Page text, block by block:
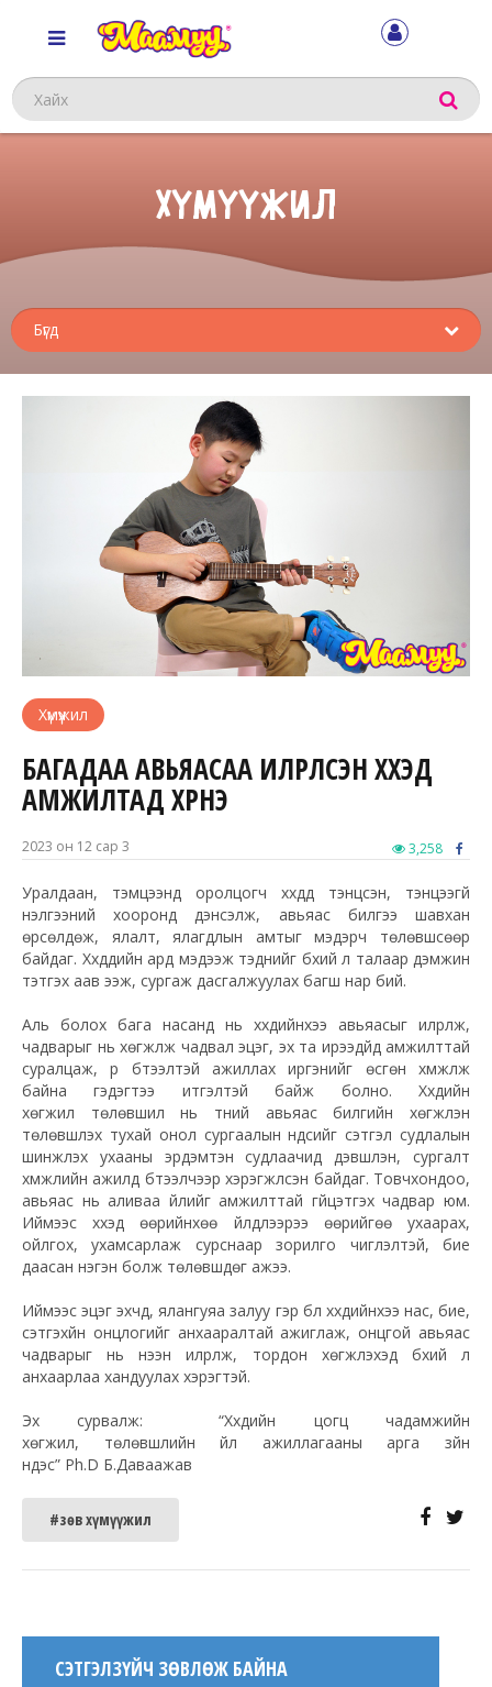
Хайх
ХҮМҮҮЖИЛ
Хүмүүжил
БАГАДАА АВЬЯАСАА ИЛРҮҮЛСЭН ХҮҮХЭД
АМЖИЛТАД ХҮРНЭ
2023 он 12 сар 3 3,258
Уралдаан, тэмцээнд оролцогч хүүхдүүд тэнцсэн, тэнцээгүй
үнэлгээний хооронд дэнсэлж, авьяас билгээ шавхан
өрсөлдөж, ялалт, ялагдлын амтыг мэдэрч төлөвшсөөр
байдаг. Хүүхдүүдийн ард мэдээж тэднийг бүхий л талаар дэмжин
тэтгэх аав ээж, сургаж дасгалжуулах багш нар бий.
Аль болох бага насанд нь хүүхдийнхээ авьяасыг илрүүлж,
чадварыг нь хөгжүүлж чадвал эцэг, эх та ирээдүйд амжилттай
суралцаж, үр бүтээлтэй ажиллах иргэнийг өсгөн хүмүүжүүлж
байна гэдэгтээ итгэлтэй байж болно. Хүүхдийн
хөгжил төлөвшил нь түүний авьяас билгийн хөгжүүлэн
төлөвшүүлэх тухай онол сургаалын үндсийг сэтгэл судлалын
шинжлэх ухааны эрдэмтэн судлаачид дэвшүүлэн, сургалт
хүмүүжлийн ажилд бүтээлчээр хэрэгжүүлсэн байдаг. Товчхондоо,
авьяас нь аливаа үйлийг амжилттай гүйцэтгэх чадвар юм.
Иймээс хүүхэд өөрийнхөө үйлдлээрээ өөрийгөө ухаарах,
ойлгох, ухамсарлаж сурснаар зорилго чиглэлтэй, бие
даасан нэгэн болж төлөвшдөг ажээ.
Иймээс эцэг эхчүүд, ялангуяа залуу гэр бүл хүүхдийнхээ нас, бие,
сэтгэхүйн онцлогийг анхааралтай ажиглаж, онцгой авьяас
чадварыг нь нээн илрүүлж, тордон хөгжүүлэхэд бүхий л
анхаарлаа хандуулах хэрэгтэй.
Эх сурвалж: “Хүүхдийн цогц чадамжийн
хөгжил, төлөвшлийн үйл ажиллагааны арга зүйн
үндэс” Ph.D Б.Даваажав
#зөв хүмүүжил
СЭТГЭЛЗҮЙЧ ЗӨВЛӨЖ БАЙНА